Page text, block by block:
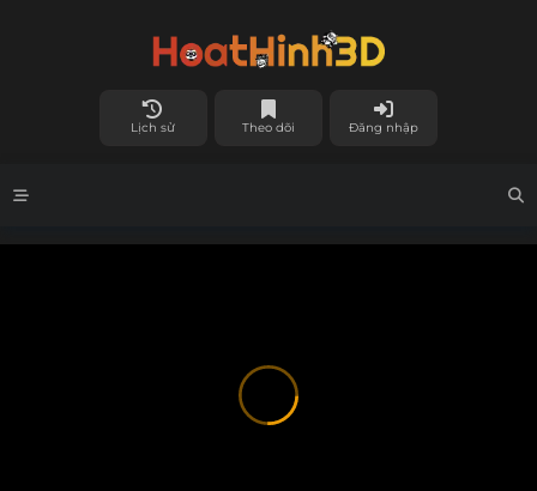
Lịch sử Theo dõi Đăng nhập